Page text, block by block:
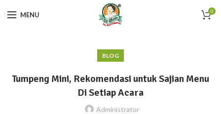
MENU 0
BLOG
Tumpeng Mini, Rekomendasi untuk Sajian Menu
Di Setiap Acara
Administrator